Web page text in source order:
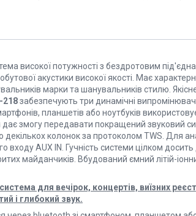
високої потужності з бездротовим
акустики високої якості. Має
марки та шанувальників стилю.
218забезпечують три динамічні
планшетів або ноутбуків
змогу передавати покращений звуковий
декількох колонок за протоколом TWS. Для
входу AUX IN. Гучність системи цілком
майданчиків. Вбудований ємний літій-
для вечірок, концертів, виїзних
і глибокий звук.